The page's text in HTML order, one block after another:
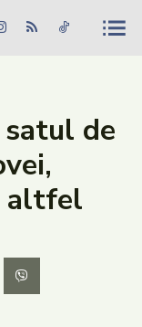
Căutare
satul de
altfel